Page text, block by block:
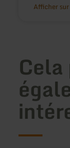
Afficher